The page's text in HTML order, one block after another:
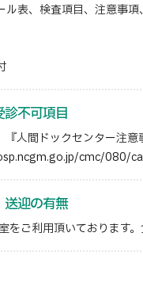
表、検査項目、注意事項
不可項目
人間ドックセンター注意
cmc/080/
送迎の有無
をご利用頂いております